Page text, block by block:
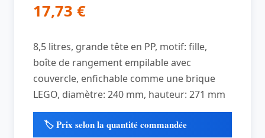
17,73 €
8,5 litres, grande tête en PP, motif: fille,
boîte de rangement empilable avec
couvercle, enfichable comme une brique
LEGO, diamètre: 240 mm, hauteur: 271 mm
🏷️ Prix selon la quantité commandée